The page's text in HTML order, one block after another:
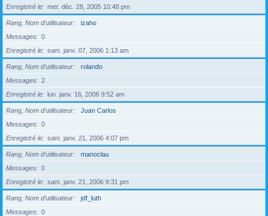
Enregistré le
mer. déc. 28, 2005 10:48 pm
Rang, Nom d’utilisateur
izaho
Messages
0
Enregistré le
sam. janv. 07, 2006 1:13 am
Rang, Nom d’utilisateur
rolando
Messages
2
Enregistré le
lun. janv. 16, 2006 9:52 am
Rang, Nom d’utilisateur
Juan Carlos
Messages
0
Enregistré le
sam. janv. 21, 2006 4:07 pm
Rang, Nom d’utilisateur
manoclau
Messages
0
Enregistré le
sam. janv. 21, 2006 9:31 pm
Rang, Nom d’utilisateur
jdf_luth
Messages
0